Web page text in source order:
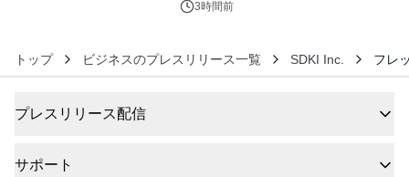
ルが8月7日(金)12時より先行予約受付
3時間前
トップ ビジネスのプレスリリース一覧 SDKI Inc. フレ
プレスリリース配信
サポート